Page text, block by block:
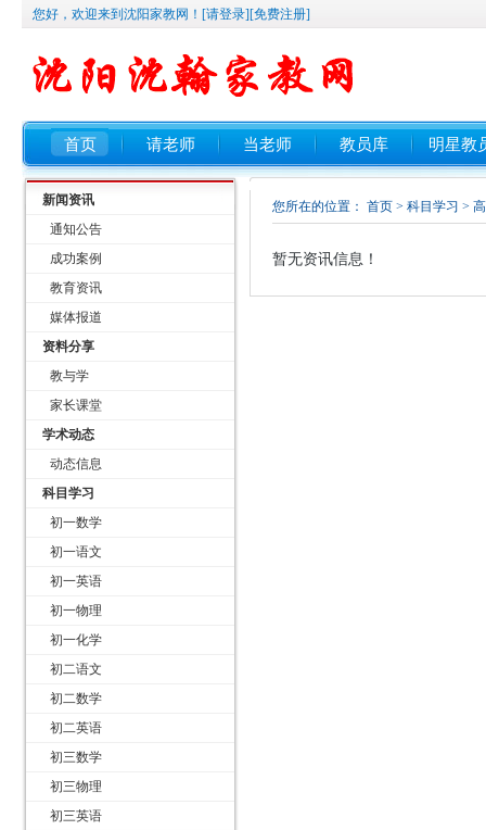
您好，欢迎来到沈阳家教网！ [请登录][免费注册]
首页 请老师 当老师 教员库 明星教
新闻资讯
通知公告
成功案例
教育资讯
媒体报道
资料分享
教与学
家长课堂
学术动态
动态信息
科目学习
初一数学
初一语文
初一英语
初一物理
初一化学
初二语文
初二数学
初二英语
初三数学
初三物理
初三英语
您所在的位置： 首页 > 科目学习 >
暂无资讯信息！